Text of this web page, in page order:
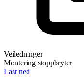
Veiledninger
Montering stoppbryter
Last ned